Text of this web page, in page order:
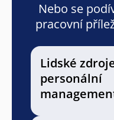
Nebo se
pracovní
Lidské
personální